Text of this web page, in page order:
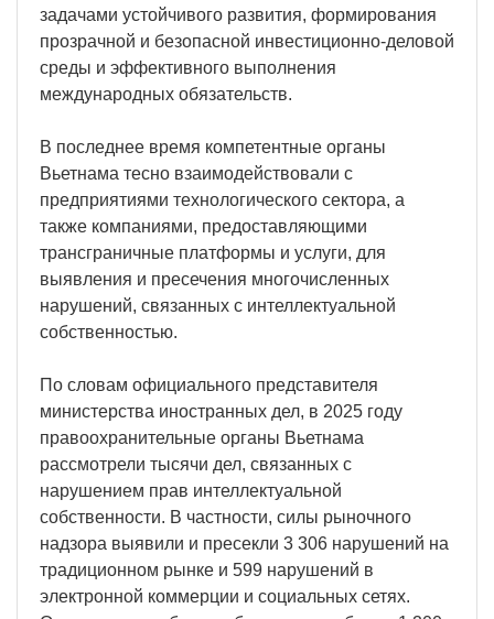
задачами устойчивого развития, формирования
прозрачной и безопасной инвестиционно-деловой
среды и эффективного выполнения
международных обязательств.
В последнее время компетентные органы
Вьетнама тесно взаимодействовали с
предприятиями технологического сектора, а
также компаниями, предоставляющими
трансграничные платформы и услуги, для
выявления и пресечения многочисленных
нарушений, связанных с интеллектуальной
собственностью.
По словам официального представителя
министерства иностранных дел, в 2025 году
правоохранительные органы Вьетнама
рассмотрели тысячи дел, связанных с
нарушением прав интеллектуальной
собственности. В частности, силы рыночного
надзора выявили и пресекли 3 306 нарушений на
традиционном рынке и 599 нарушений в
электронной коммерции и социальных сетях.